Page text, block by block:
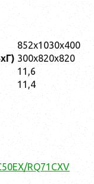
852x1030x400
300х820х820
11,6
11,4
RQ71CXV